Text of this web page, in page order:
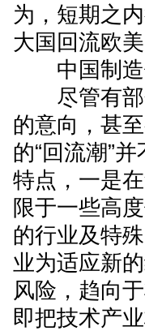
为，短期之
大国回流欧
中国制造
尽管有部
的意向，甚
的“回流潮”
特点，一是
限于一些高
的行业及特
业为适应新
风险，趋向
即把技术产